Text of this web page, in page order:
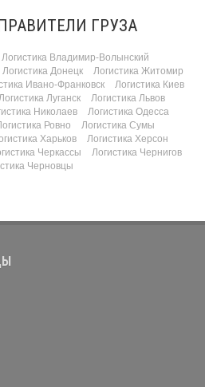
ГРУЗА
Логистика Владимир-Волынский
Логистика Донецк
Логистика Житомир
Ивано-Франковск
Логистика Киев
Луганск
Логистика Львов
Николаев
Логистика Одесса
Ровно
Логистика Сумы
Харьков
Логистика Херсон
Черкассы
Логистика Чернигов
Черновцы